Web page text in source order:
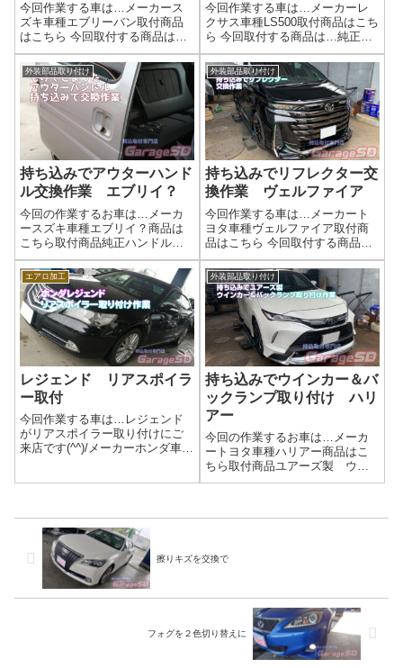
今回作業する車は…メーカース
ズキ車種エブリーバン取付商品
はこちら 今回取付する商品は…
純正ミラー交換保険修理対応で
す。まずご来店いただいて、お
預かり作業にならないように部
品注文と保険会社との対応
を…。作業写真配達業者様なの
で、車を止めないよ...
今回作業する車は…メーカーレ
クサス車種LS500取付商品はこち
ら 今回取付する商品は…純正
LS500 Fスポーツのグリルです
ね…作業写真レクサスの部品は
頑丈に取り付けられています
ね…。外すのがめっちゃ大変で
す。Fスポーツのグリルだとブラ
ック...
外装部品取り付け
持ち込みでアウターハンド
ル交換作業 エブリイ？
今回の作業するお車は…メーカ
ースズキ車種エブリイ？商品は
こちら取付商品純正ハンドル完
了画像純正なので、交換すれば
完了('ω')ノ🚗 外装ドレスアッ
プ・持ち込みパーツ施工のご案
内当店では、お客様がご自身で
選ばれた 持ち込みパーツ を使っ
た外装...
外装部品取り付け
持ち込みでリフレクター交
換作業 ヴェルファイア
今回作業する車は…メーカート
ヨタ車種ヴェルファイア取付商
品はこちら 今回取付する商品
は…メーカー不明 LEDリフレ
クター作業写真作業完了ヴェル
ファイアのリフレクターを交換
すると、見た目の印象がガラッ
と変わるだけでなく、安全性や
機能性も向上す...
エアロ加工
レジェンド リアスポイラ
ー取付
今回作業する車は…レジェンド
がリアスポイラー取り付けにご
来店です(^^)/メーカーホンダ車種
あとがきエアロ取り付けもガ...
外装部品取り付け
持ち込みでウインカー＆バ
ックランプ取り付け ハリ
アー
今回の作業するお車は…メーカ
ートヨタ車種ハリアー商品はこ
ちら取付商品ユアーズ製 ウイ
ンカーキット バックランプ完
施工...
擦りキズを交換で
フォグを２色切り替えに